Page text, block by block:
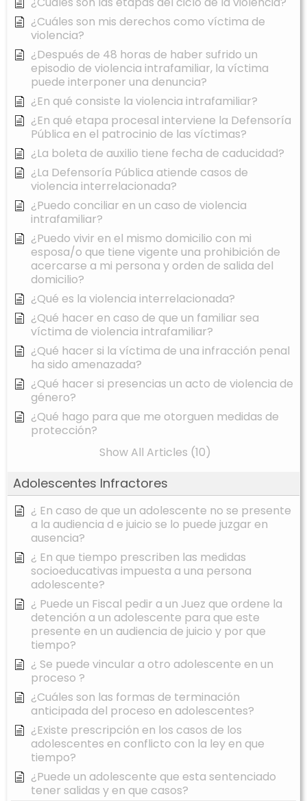
¿Cuáles son mis derechos como víctima de
violencia?
¿Después de 48 horas de haber sufrido un
episodio de violencia intrafamiliar, la víctima
puede interponer una denuncia?
¿En qué consiste la violencia intrafamiliar?
¿En qué etapa procesal interviene la Defensoría
Pública en el patrocinio de las víctimas?
¿La boleta de auxilio tiene fecha de caducidad?
¿La Defensoría Pública atiende casos de
violencia interrelacionada?
¿Puedo conciliar en un caso de violencia
intrafamiliar?
¿Puedo vivir en el mismo domicilio con mi
esposa/o que tiene vigente una prohibición de
acercarse a mi persona y orden de salida del
domicilio?
¿Qué es la violencia interrelacionada?
¿Qué hacer en caso de que un familiar sea
víctima de violencia intrafamiliar?
¿Qué hacer si la víctima de una infracción penal
ha sido amenazada?
¿Qué hacer si presencias un acto de violencia de
género?
¿Qué hago para que me otorguen medidas de
protección?
Show All Articles (10)
Adolescentes Infractores
¿ En caso de que un adolescente no se presente
a la audiencia d e juicio se lo puede juzgar en
ausencia?
¿ En que tiempo prescriben las medidas
socioeducativas impuesta a una persona
adolescente?
¿ Puede un Fiscal pedir a un Juez que ordene la
detención a un adolescente para que este
presente en un audiencia de juicio y por que
tiempo?
¿ Se puede vincular a otro adolescente en un
proceso ?
¿Cuáles son las formas de terminación
anticipada del proceso en adolescentes?
¿Existe prescripción en los casos de los
adolescentes en conflicto con la ley en que
tiempo?
¿Puede un adolescente que esta sentenciado
tener salidas y en que casos?